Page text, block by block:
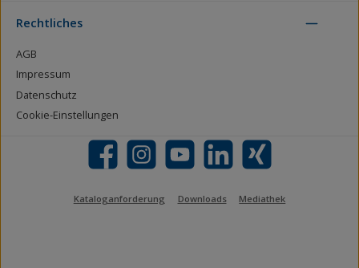
Rechtliches
AGB
Impressum
Datenschutz
Cookie-Einstellungen
Facebook Instagram YouTube LinkedIn Xing
Kataloganforderung Downloads Mediathek